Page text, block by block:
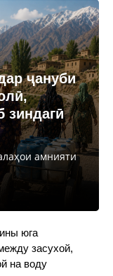
ҷануби
зиндагӣ
амнияти
юга
засухой,
на воду